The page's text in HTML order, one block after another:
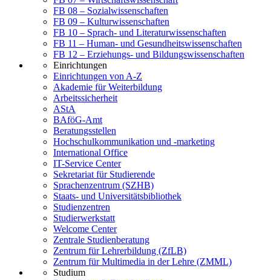
FB 08 – Sozialwissenschaften
FB 09 – Kulturwissenschaften
FB 10 – Sprach- und Literaturwissenschaften
FB 11 – Human- und Gesundheitswissenschaften
FB 12 – Erziehungs- und Bildungswissenschaften
Einrichtungen
Einrichtungen von A-Z
Akademie für Weiterbildung
Arbeitssicherheit
AStA
BAföG-Amt
Beratungsstellen
Hochschulkommunikation und -marketing
International Office
IT-Service Center
Sekretariat für Studierende
Sprachenzentrum (SZHB)
Staats- und Universitätsbibliothek
Studienzentren
Studierwerkstatt
Welcome Center
Zentrale Studienberatung
Zentrum für Lehrerbildung (ZfLB)
Zentrum für Multimedia in der Lehre (ZMML)
Studium